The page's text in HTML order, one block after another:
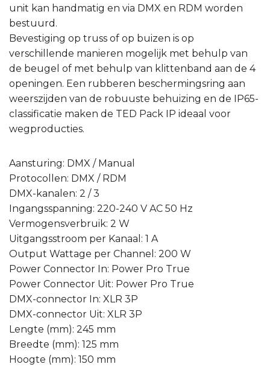
unit kan handmatig en via DMX en RDM worden
bestuurd.
Bevestiging op truss of op buizen is op
verschillende manieren mogelijk met behulp van
de beugel of met behulp van klittenband aan de 4
openingen. Een rubberen beschermingsring aan
weerszijden van de robuuste behuizing en de IP65-
classificatie maken de TED Pack IP ideaal voor
wegproducties.
Aansturing: DMX / Manual
Protocollen: DMX / RDM
DMX-kanalen: 2 / 3
Ingangsspanning: 220-240 V AC 50 Hz
Vermogensverbruik: 2 W
Uitgangsstroom per Kanaal: 1 A
Output Wattage per Channel: 200 W
Power Connector In: Power Pro True
Power Connector Uit: Power Pro True
DMX-connector In: XLR 3P
DMX-connector Uit: XLR 3P
Lengte (mm): 245 mm
Breedte (mm): 125 mm
Hoogte (mm): 150 mm